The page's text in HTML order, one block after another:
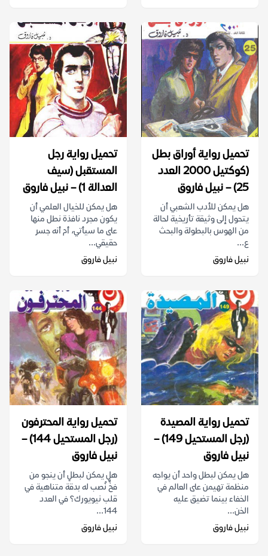
تحميل رواية أوراق بطل
(كوكتيل 2000 العدد
25) – نبيل فاروق
هل يمكن للأدب الشعبي أن
يتحول إلى وثيقة تأريخية لحالة
من الهوس بالبطولة والبحث
ع...
نبيل فاروق
تحميل رواية رجل
المستقبل (سيف
العدالة 1) – نبيل فاروق
هل يمكن للخيال العلمي أن
يكون مجرد نافذة نطل منها
على ما سيأتي، أم أنه جسر
حقيقي...
نبيل فاروق
تحميل رواية المصيدة
(رجل المستحيل 149) –
نبيل فاروق
هل يمكن لبطل واحد أن يواجه
منظمة تهيمن على العالم في
الخفاء بينما تضيق عليه
الخن...
نبيل فاروق
تحميل رواية المحترفون
(رجل المستحيل 144) –
نبيل فاروق
هل يمكن لبطلٍ أن ينجو من
فخٍّ نُصب له بدقة متناهية في
قلب نيويورك؟ في العدد
144...
نبيل فاروق